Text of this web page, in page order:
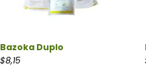
Bazoka Duplo
$8,15